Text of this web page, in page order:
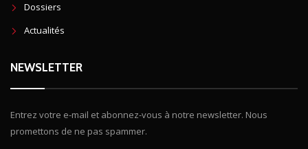
Dossiers
Actualités
NEWSLETTER
Entrez votre e-mail et abonnez-vous à notre newsletter. Nous
promettons de ne pas spammer.